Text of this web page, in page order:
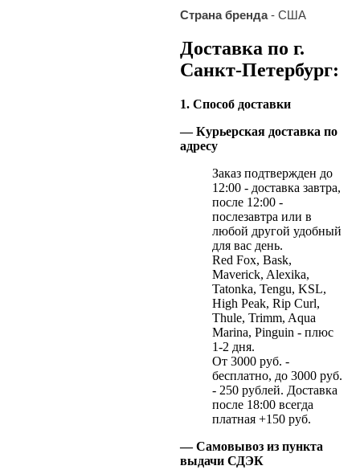
Страна бренда- США
Доставка по г.
Санкт-Петербург:
1. Способ доставки
— Курьерская доставка по
адресу
Заказ подтвержден до
12:00 - доставка завтра,
после 12:00 -
послезавтра или в
любой другой удобный
для вас день.
Red Fox, Bask,
Maverick, Alexika,
Tatonka, Tengu, KSL,
High Peak, Rip Curl,
Thule, Trimm, Aqua
Marina, Pinguin - плюс
1-2 дня.
От 3000 руб. -
бесплатно, до 3000 руб.
- 250 рублей. Доставка
после 18:00 всегда
платная +150 руб.
— Самовывоз из пункта
выдачи СДЭК